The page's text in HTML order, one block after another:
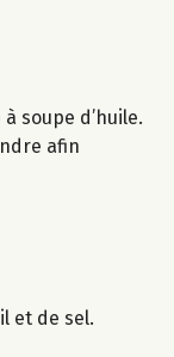
soupe d’huile.
afin
et de sel.